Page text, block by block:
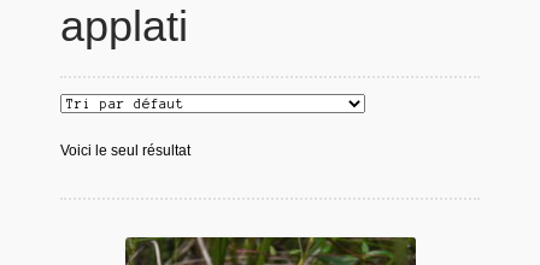
applati
Voici le seul résultat